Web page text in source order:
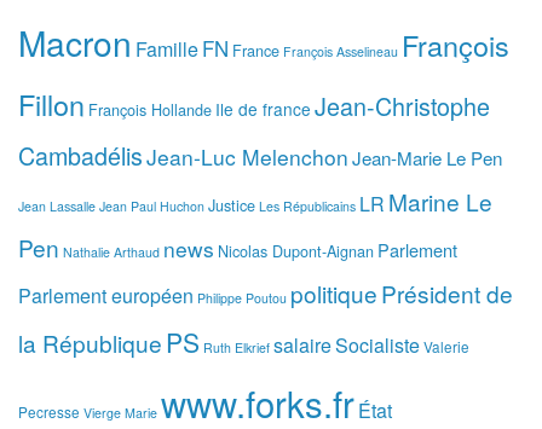
Macron FamilleFN France François Asselineau François
Fillon François Hollande Ile de france Jean-Christophe
CambadélisJean-Luc MelenchonJean-Marie Le Pen
Jean Lassalle Jean Paul Huchon Justice Les Républicains LR Marine Le
Pen Nathalie Arthaud news Nicolas Dupont-Aignan Parlement
Parlement européen Philippe Poutou politiquePrésident de
la République PS Ruth Elkrief salaireSocialisteValerie
Pecresse Vierge Marie www.forks.frÉtat